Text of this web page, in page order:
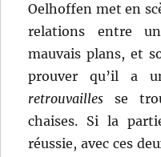
Oelhoffen met en
relations entre
mauvais plans, et
prouver qu’il a
retrouvailles se
chaises. Si la
réussie, avec ces